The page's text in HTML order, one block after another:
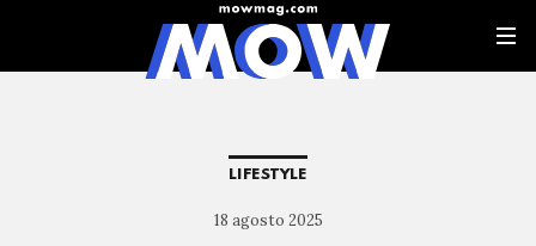
LIFESTYLE
18 agosto 2025